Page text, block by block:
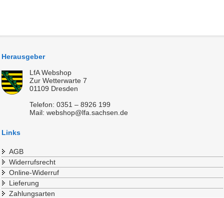
Herausgeber
LfA Webshop
Zur Wetterwarte 7
01109 Dresden
Telefon: 0351 – 8926 199
Mail: webshop@lfa.sachsen.de
Links
AGB
Widerrufsrecht
Online-Widerruf
Lieferung
Zahlungsarten